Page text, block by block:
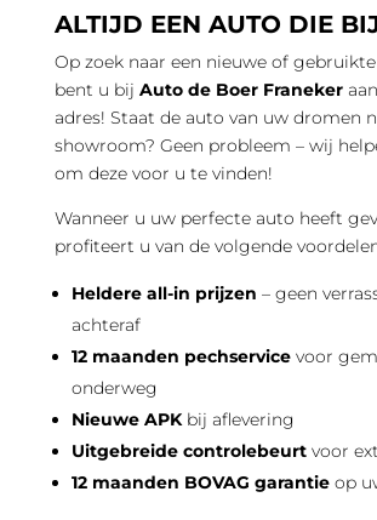
ALTIJD EEN AUTO DIE
Op zoek naar een nieuwe of
bent u bij Auto de Boer Franeker
adres! Staat de auto van uw dromen
showroom? Geen probleem – wij
om deze voor u te vinden!
Wanneer u uw perfecte auto heeft
profiteert u van de volgende
Heldere all-in prijzen – geen
achteraf
12 maanden pechservicevoor
onderweg
Nieuwe APKbij aflevering
Uitgebreide controlebeurtvoor
12 maanden BOVAG garantieop